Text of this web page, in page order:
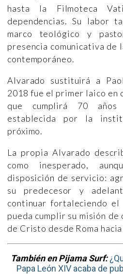
hasta la Filmoteca
dependencias. Su labor
marco teológico y
presencia comunicativa de
contemporáneo.
Alvarado sustituirá a
2018 fue el primer laico
que cumplirá 70
establecida por la
próximo.
La propia Alvarado
como inesperado,
disposición de servicio:
su predecesor y
continuar fortaleciendo
pueda cumplir su misión de
de Cristo desde Roma
También en Pijama Surf:
Papa León XIV acaba de